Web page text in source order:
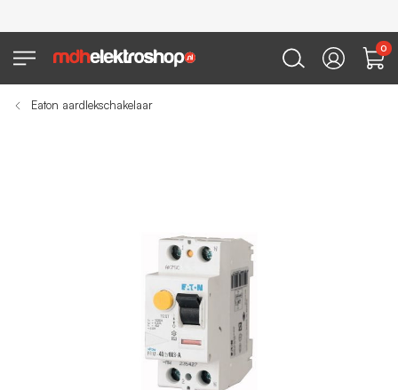
0
Eaton aardlekschakelaar